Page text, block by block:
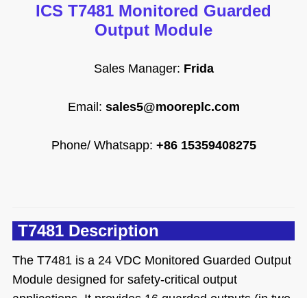
ICS T7481 Monitored Guarded
Output Module
Sales Manager: Frida
Email: sales5@mooreplc.com
Phone/ Whatsapp: +86 15359408275
T7481 Description
The T7481 is a 24 VDC Monitored Guarded Output
Module designed for safety-critical output